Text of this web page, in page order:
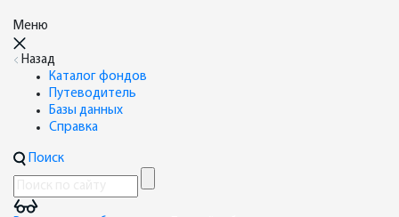
Меню
Назад
Каталог фондов
Путеводитель
Базы данных
Справка
Поиск